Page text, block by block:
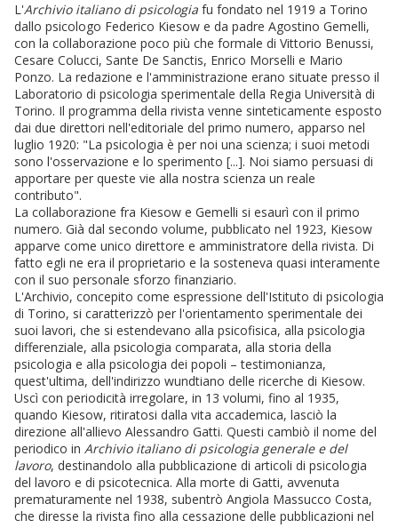
L'Archivio italiano di psicologia fu fondato nel 1919 a Torino
dallo psicologo Federico Kiesow e da padre Agostino Gemelli,
con la collaborazione poco più che formale di Vittorio Benussi,
Cesare Colucci, Sante De Sanctis, Enrico Morselli e Mario
Ponzo. La redazione e l'amministrazione erano situate presso il
Laboratorio di psicologia sperimentale della Regia Università di
Torino. Il programma della rivista venne sinteticamente esposto
dai due direttori nell'editoriale del primo numero, apparso nel
luglio 1920: "La psicologia è per noi una scienza; i suoi metodi
sono l'osservazione e lo sperimento [...]. Noi siamo persuasi di
apportare per queste vie alla nostra scienza un reale
contributo".
La collaborazione fra Kiesow e Gemelli si esaurì con il primo
numero. Già dal secondo volume, pubblicato nel 1923, Kiesow
apparve come unico direttore e amministratore della rivista. Di
fatto egli ne era il proprietario e la sosteneva quasi interamente
con il suo personale sforzo finanziario.
L'Archivio, concepito come espressione dell'Istituto di psicologia
di Torino, si caratterizzò per l'orientamento sperimentale dei
suoi lavori, che si estendevano alla psicofisica, alla psicologia
differenziale, alla psicologia comparata, alla storia della
psicologia e alla psicologia dei popoli – testimonianza,
quest'ultima, dell'indirizzo wundtiano delle ricerche di Kiesow.
Uscì con periodicità irregolare, in 13 volumi, fino al 1935,
quando Kiesow, ritiratosi dalla vita accademica, lasciò la
direzione all'allievo Alessandro Gatti. Questi cambiò il nome del
periodico in Archivio italiano di psicologia generale e del
lavoro, destinandolo alla pubblicazione di articoli di psicologia
del lavoro e di psicotecnica. Alla morte di Gatti, avvenuta
prematuramente nel 1938, subentrò Angiola Massucco Costa,
che diresse la rivista fino alla cessazione delle pubblicazioni nel